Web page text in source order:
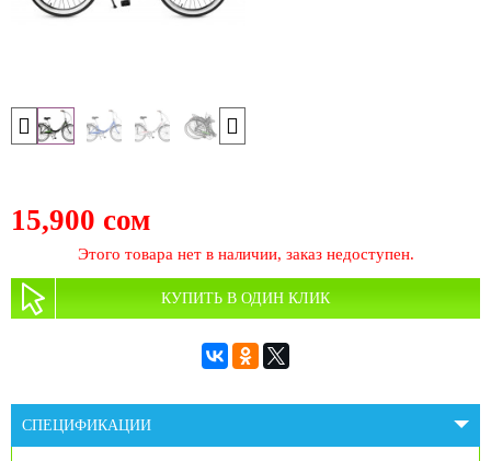
15,900 сом
Этого товара нет в наличии, заказ недоступен.
КУПИТЬ В ОДИН КЛИК
СПЕЦИФИКАЦИИ